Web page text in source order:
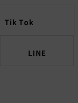
Tik Tok
LINE